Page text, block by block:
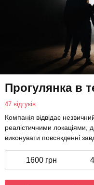
Прогулянка в
47 відгуків
Компанія відвідає
реалістичними локаціями,
виконувати повсякденні
1600 грн